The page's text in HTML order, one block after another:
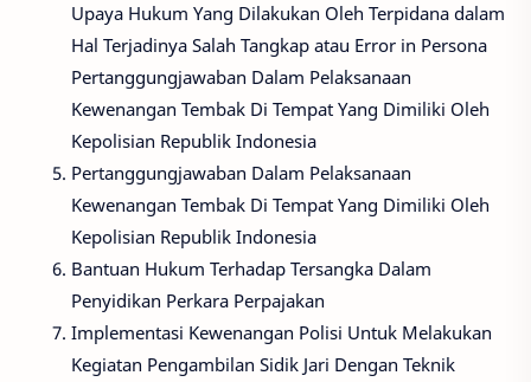
Upaya Hukum Yang Dilakukan Oleh Terpidana dalam
Hal Terjadinya Salah Tangkap atau Error in Persona
Pertanggungjawaban Dalam Pelaksanaan
Kewenangan Tembak Di Tempat Yang Dimiliki Oleh
Kepolisian Republik Indonesia
Pertanggungjawaban Dalam Pelaksanaan
Kewenangan Tembak Di Tempat Yang Dimiliki Oleh
Kepolisian Republik Indonesia
Bantuan Hukum Terhadap Tersangka Dalam
Penyidikan Perkara Perpajakan
Implementasi Kewenangan Polisi Untuk Melakukan
Kegiatan Pengambilan Sidik Jari Dengan Teknik